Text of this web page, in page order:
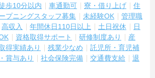
歩10分以内 車通勤可 寮・借り上げ
住
プニングスタッフ募集 未経験OK
管理職
高収入 年間休日110日以上 土日祝休
日
資格取得サポート 研修制度あり
産
得実績あり
残業少なめ
託児所・育児補
賞与あり 社会保険完備 交通費支給
退